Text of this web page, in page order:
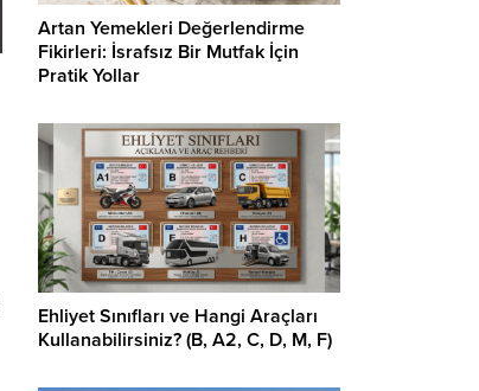
Artan Yemekleri Değerlendirme
Fikirleri: İsrafsız Bir Mutfak İçin
Pratik Yollar
Ehliyet Sınıfları ve Hangi Araçları
Kullanabilirsiniz? (B, A2, C, D, M, F)